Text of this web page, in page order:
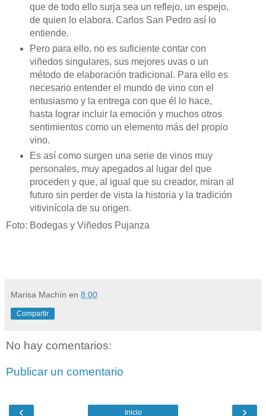
que de todo ello surja sea un reflejo, un espejo,
de quien lo elabora. Carlos San Pedro así lo
entiende.
Pero para ello, no es suficiente contar con
viñedos singulares, sus mejores uvas o un
método de elaboración tradicional. Para ello es
necesario entender el mundo de vino con el
entusiasmo y la entrega con que él lo hace,
hasta lograr incluir la emoción y muchos otros
sentimientos como un elemento más del propio
vino.
Es así como surgen una serie de vinos muy
personales, muy apegados al lugar del que
proceden y que, al igual que su creador, miran al
futuro sin perder de vista la historia y la tradición
vitivinícola de su origen.
Foto: Bodegas y Viñedos Pujanza
Marisa Machín en 8:00
Compartir
No hay comentarios:
Publicar un comentario
‹ ›
Inicio